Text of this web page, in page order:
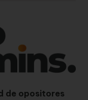
de opositores